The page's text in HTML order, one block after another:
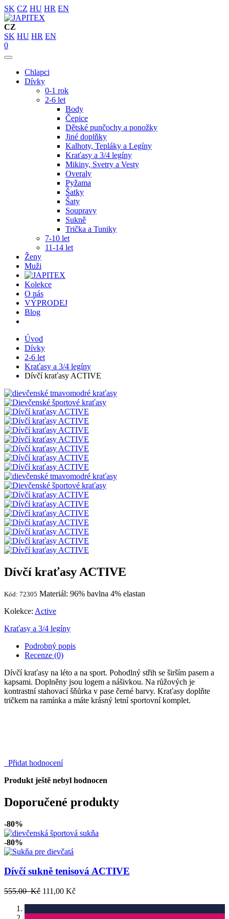
SK CZ HU HR EN
CZ
SK HU HR EN
0
Chlapci
Dívky
0-1 rok
2-6 let
Body
Čepice
Dětské punčochy a ponožky
Jiné doplňky
Kalhoty, Tepláky a Legíny
Kraťasy a 3/4 legíny
Mikiny, Svetry a Vesty
Overaly
Pyžama
Šatky
Šaty
Soupravy
Sukně
Trička a Tuniky
7-10 let
11-14 let
Ženy
Muži
Kolekce
O nás
VÝPRODEJ
Blog
Úvod
Dívky
2-6 let
Kraťasy a 3/4 legíny
Dívčí kraťasy ACTIVE
Dívčí kraťasy ACTIVE
Kód: 72305 Materiál: 96% bavlna 4% elastan
Kolekce: Active
Kraťasy a 3/4 legíny
Podrobný popis
Recenze (0)
Dívčí kraťasy na léto a na sport. Pohodlný střih se širším pasem a
kapsami. Doplněny jsou logem a nášivkou. Na růžových je
kontrastní stahovací šňůrka v pase černé barvy. Kraťasy doplňte
tričkem na ramínka a máte krásný letní sportovní komplet.
Přidat hodnocení
Produkt ještě nebyl hodnocen
Doporučené produkty
-80%
-80%
Dívčí sukně tenisová ACTIVE
555.00 Kč 111,00 Kč